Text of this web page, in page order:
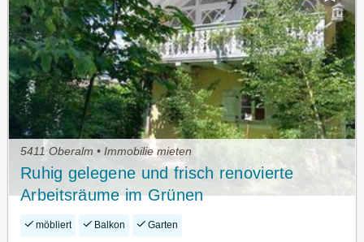
5411 Oberalm • Immobilie mieten
Ruhig gelegene und frisch renovierte
Arbeitsräume im Grünen
möbliert Balkon Garten